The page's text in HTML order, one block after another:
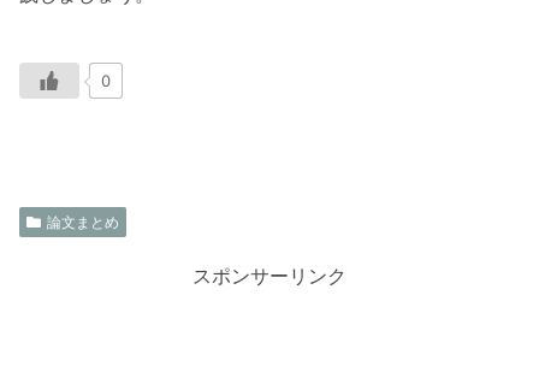
0
論文まとめ
スポンサーリンク